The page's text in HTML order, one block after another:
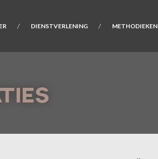
DIENSTVERLENING METHODIEKEN